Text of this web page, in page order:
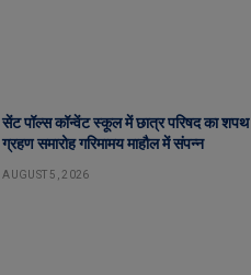
सेंट पॉल्स कॉन्वेंट स्कूल में छात्र परिषद का शपथ
ग्रहण समारोह गरिमामय माहौल में संपन्न
AUGUST 5, 2026